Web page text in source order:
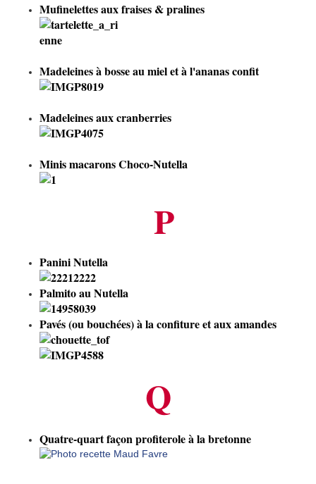
Mufinelettes aux fraises & pralines
Madeleines à bosse au miel et à l'ananas confit
Madeleines aux cranberries
Minis macarons Choco-Nutella
P
Panini Nutella
Palmito au Nutella
Pavés (ou bouchées) à la confiture et aux amandes
Q
Quatre-quart façon profiterole à la bretonne